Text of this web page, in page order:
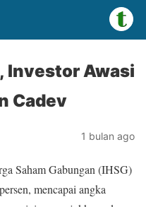
Investor Awasi
Cadev
1 bulan ago
Saham Gabungan (IHSG)
mencapai angka